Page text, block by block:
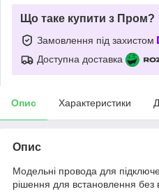
Що таке купити з Пром?
Замовлення під захистом
Доступна доставка
Опис Характеристики
Опис
Модельні провода для
рішення для встановлення без